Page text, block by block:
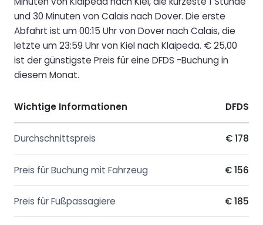
und 30 Minuten von Calais nach Dover. Die erste
Abfahrt ist um 00:15 Uhr von Dover nach Calais, die
letzte um 23:59 Uhr von Kiel nach Klaipeda. € 25,00
ist der günstigste Preis für eine DFDS -Buchung in
diesem Monat.
Wichtige Informationen DFDS
Durchschnittspreis € 178
Preis für Buchung mit Fahrzeug € 156
Preis für Fußpassagiere € 185